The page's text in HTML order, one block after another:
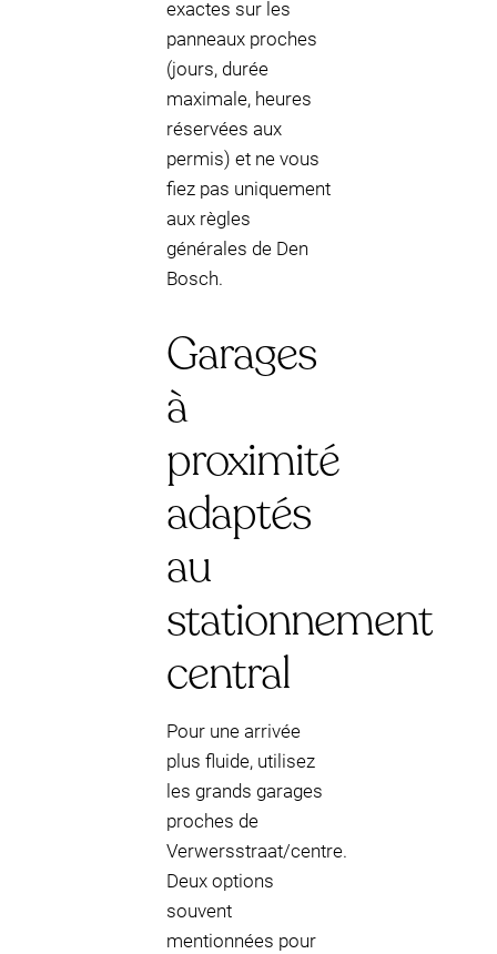
exactes sur les
panneaux proches
(jours, durée
maximale, heures
réservées aux
permis) et ne vous
fiez pas uniquement
aux règles
générales de Den
Bosch.
Garages
à
proximité
adaptés
au
stationnement
central
Pour une arrivée
plus fluide, utilisez
les grands garages
proches de
Verwersstraat/centre.
Deux options
souvent
mentionnées pour